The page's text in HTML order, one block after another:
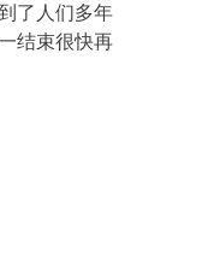
了人们多年
结束很快再